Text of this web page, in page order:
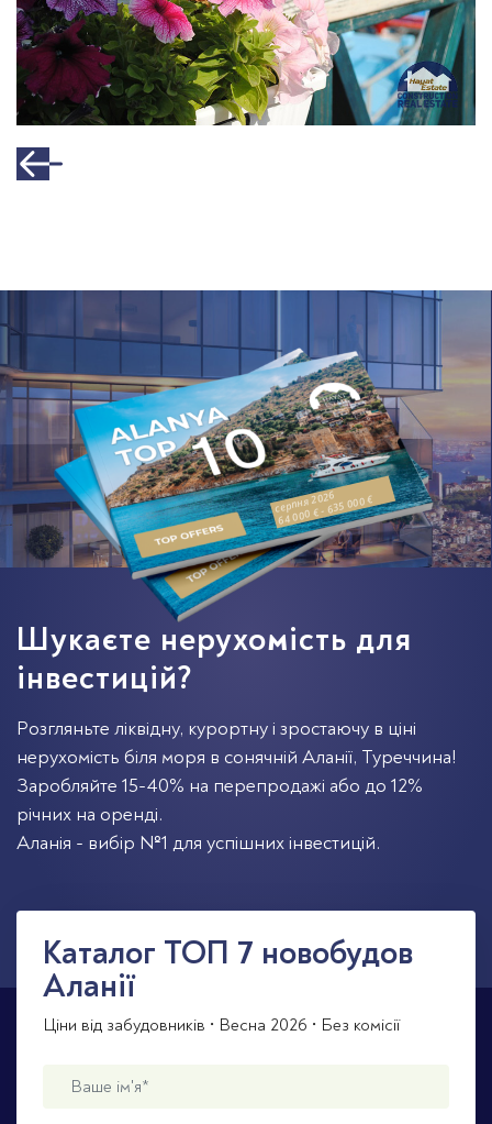
серпня 2026
64 000 € - 635 000 €
Шукаєте нерухомість для
інвестицій?
Розгляньте ліквідну, курортну і зростаючу в ціні
нерухомість біля моря в сонячній Аланії, Туреччина!
Заробляйте 15-40% на перепродажі або до 12%
річних на оренді.
Аланія - вибір №1 для успішних інвестицій.
Каталог TOП 7 новобудов
Аланії
Ціни від забудовників • Весна 2026 • Без комісії